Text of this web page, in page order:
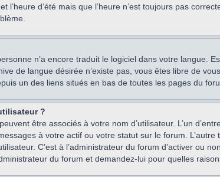
d’été mais que l’heure n’est toujours pas
n’a encore traduit le logiciel dans votre langue.
de langue désirée n’existe pas, vous êtes libre de
un des liens situés en bas de toutes les pages du
?
être associés à votre nom d’utilisateur. L’un
à votre actif ou votre statut sur le forum.
C’est à l’administrateur du forum d’activer ou
du forum et demandez-lui pour quelles